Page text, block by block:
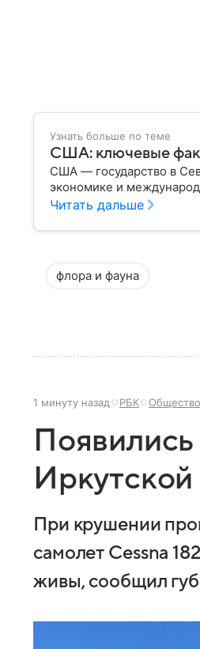
Узнать больше по теме
США: ключевые
США — государство в
экономике и
Читать дальше
флора и фауна
1 минуту назад РБК Общество
При крушении
самолет Cessna
живы, сообщил